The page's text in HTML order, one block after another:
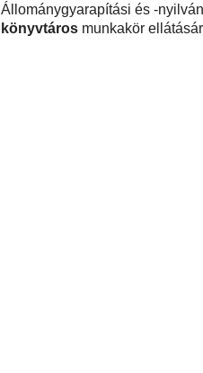
Állománygyarapítási és -
könyvtáros munkakör